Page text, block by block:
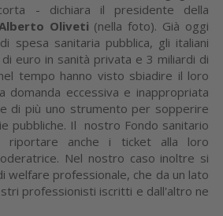
- dichiara il presidente della
Oliveti (nella foto). Già oggi
spesa sanitaria pubblica, gli italiani
euro in sanità privata e 3 miliardi di
tempo hanno visto sbiadire il loro
domanda eccessiva e inappropriata
di più uno strumento per sopperire
pubbliche. Il nostro Fondo sanitario
riportare anche i ticket alla loro
Nel nostro caso inoltre si
welfare professionale, che da un lato
professionisti iscritti e dall'altro ne